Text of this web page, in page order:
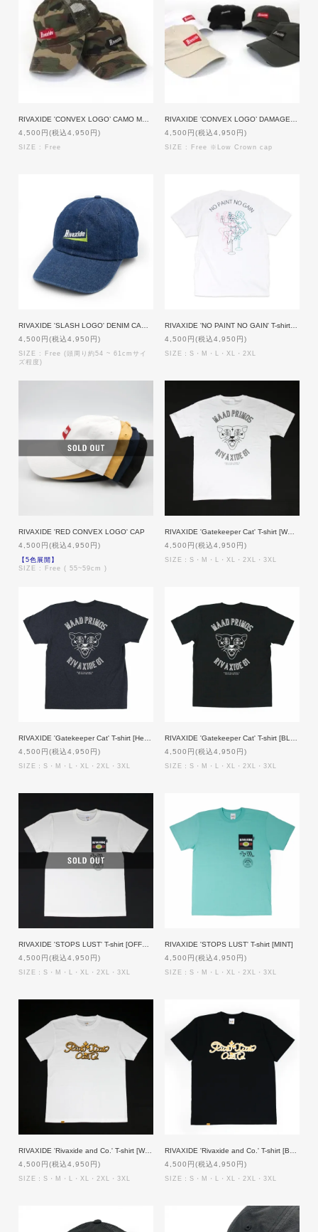
4,500円(税込4,950円)
SIZE : Free
4,500円(税込4,950円)
SIZE : Free ※Low Crown cap
4,500円(税込4,950円)
SIZE : Free (頭周り約54 ~ 61cmサイ
ズ程度)
4,500円(税込4,950円)
SIZE：S・M・L・XL・2XL
RIVAXIDE 'RED CONVEX LOGO' CAP
4,500円(税込4,950円)
【5色展開】
SIZE : Free ( 55~59cm )
RIVAXIDE 'Gatekeeper Cat' T-shirt [WHITE]
4,500円(税込4,950円)
SIZE：S・M・L・XL・2XL・3XL
4,500円(税込4,950円)
SIZE：S・M・L・XL・2XL・3XL
4,500円(税込4,950円)
SIZE：S・M・L・XL・2XL・3XL
4,500円(税込4,950円)
SIZE：S・M・L・XL・2XL・3XL
RIVAXIDE 'STOPS LUST' T-shirt [MINT]
4,500円(税込4,950円)
SIZE：S・M・L・XL・2XL・3XL
RIVAXIDE 'Rivaxide and Co.' T-shirt [WHITE]
4,500円(税込4,950円)
SIZE：S・M・L・XL・2XL・3XL
4,500円(税込4,950円)
SIZE：S・M・L・XL・2XL・3XL